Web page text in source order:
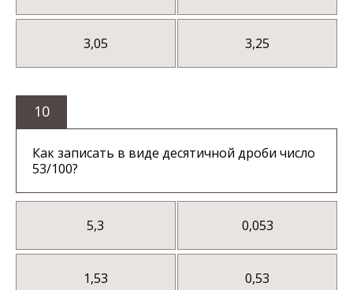
3,05 3,25
10
Как записать в виде десятичной дроби число
53/100?
5,3 0,053
1,53 0,53